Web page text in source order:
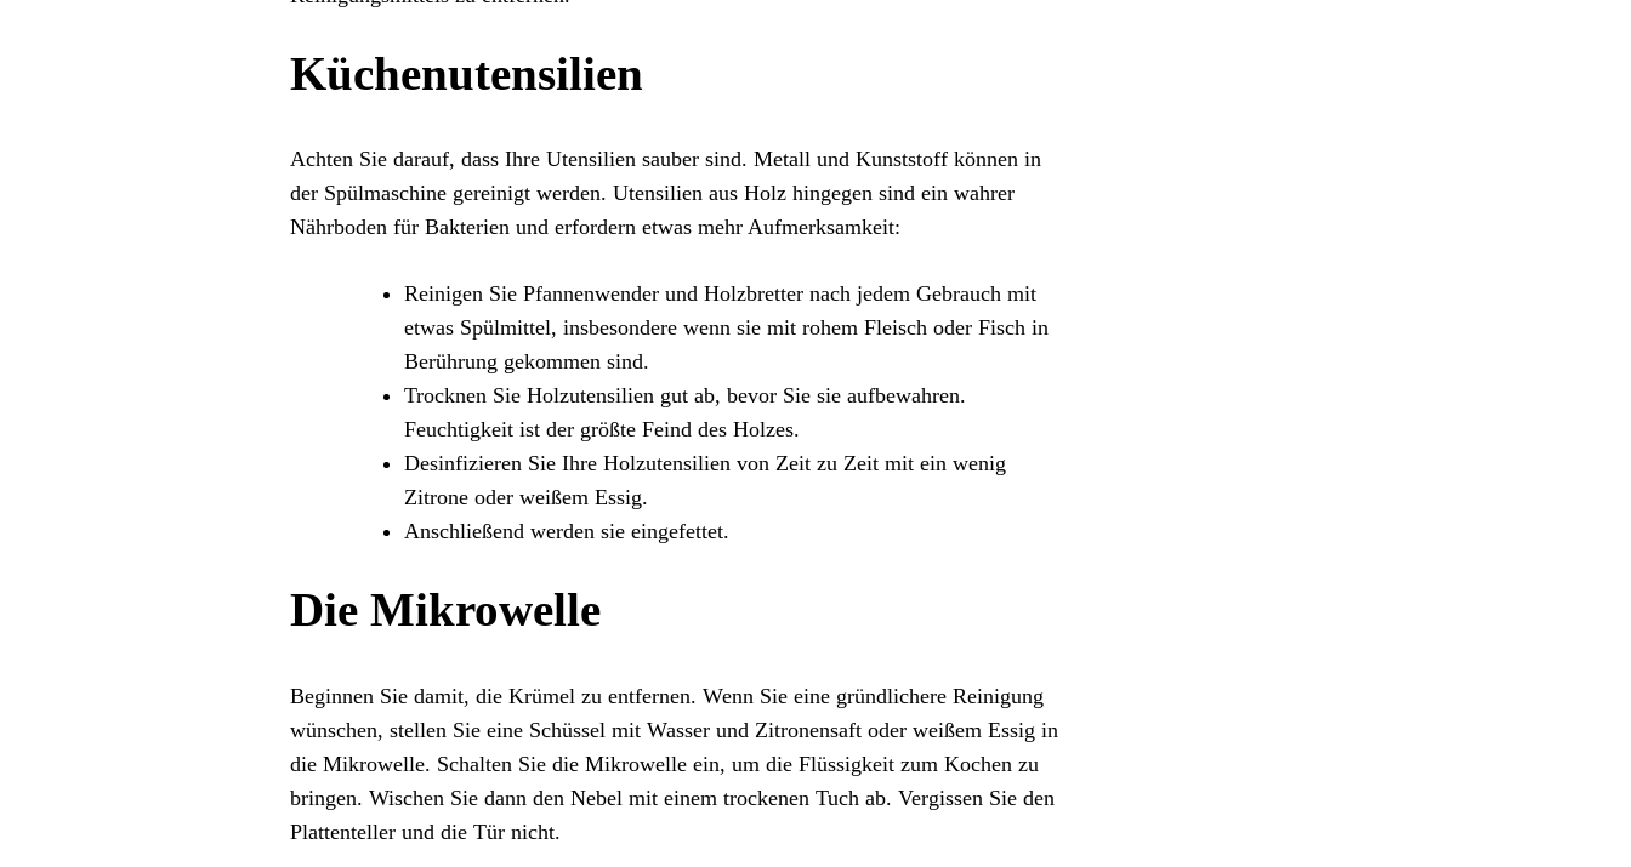
Küchenutensilien
Achten Sie darauf, dass Ihre Utensilien sauber sind. Metall und Kunststoff können in
der Spülmaschine gereinigt werden. Utensilien aus Holz hingegen sind ein wahrer
Nährboden für Bakterien und erfordern etwas mehr Aufmerksamkeit:
Reinigen Sie Pfannenwender und Holzbretter nach jedem Gebrauch mit
etwas Spülmittel, insbesondere wenn sie mit rohem Fleisch oder Fisch in
Berührung gekommen sind.
Trocknen Sie Holzutensilien gut ab, bevor Sie sie aufbewahren.
Feuchtigkeit ist der größte Feind des Holzes.
Desinfizieren Sie Ihre Holzutensilien von Zeit zu Zeit mit ein wenig
Zitrone oder weißem Essig.
Anschließend werden sie eingefettet.
Die Mikrowelle
Beginnen Sie damit, die Krümel zu entfernen. Wenn Sie eine gründlichere Reinigung
wünschen, stellen Sie eine Schüssel mit Wasser und Zitronensaft oder weißem Essig in
die Mikrowelle. Schalten Sie die Mikrowelle ein, um die Flüssigkeit zum Kochen zu
bringen. Wischen Sie dann den Nebel mit einem trockenen Tuch ab. Vergissen Sie den
Plattenteller und die Tür nicht.